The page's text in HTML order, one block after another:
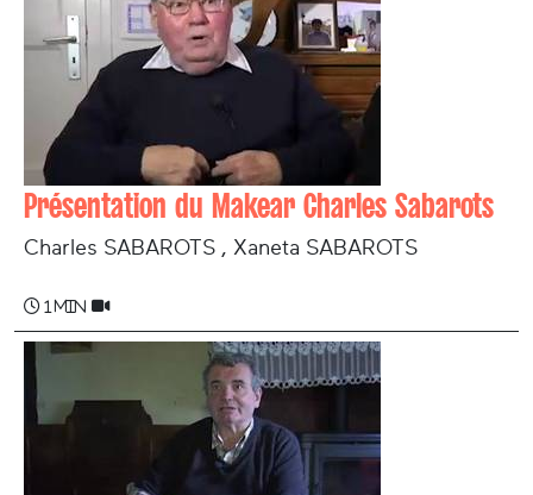
Présentation du Makear Charles Sabarots
Charles SABAROTS , Xaneta SABAROTS
1 min